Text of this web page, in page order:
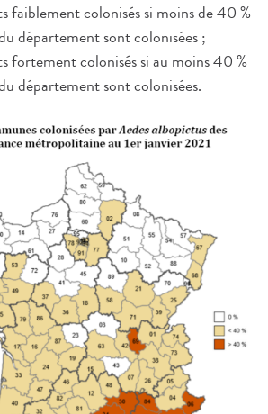
faiblement colonisés si moins de 40 %
département sont colonisées ;
fortement colonisés si au moins 40 %
département sont colonisées.